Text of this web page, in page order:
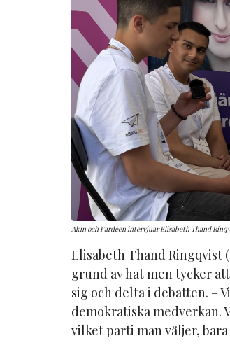
Akin och Fardeen intervjuar Elisabeth Thand
Elisabeth Thand Ringqvist
grund av hat men tycker
sig och delta i debatten. –
demokratiska medverkan.
vilket parti man väljer,